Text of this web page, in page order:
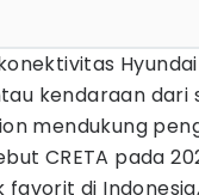
kendaraan
mendukung
CRETA pada
favorit di